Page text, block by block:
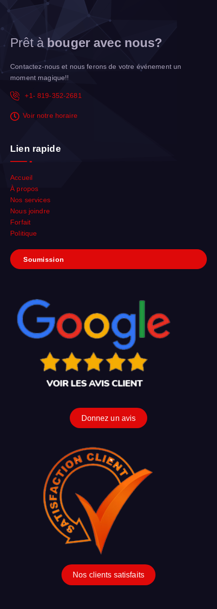
Prêt à bouger avec nous?
Contactez-nous et nous ferons de votre événement un
moment magique!!
+1- 819-352-2681
Voir notre horaire
Lien rapide
Accueil
À propos
Nos services
Nous joindre
Forfait
Politique
Soumission
Donnez un avis
Nos clients satisfaits